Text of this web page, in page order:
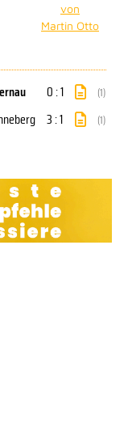
von
Martin Otto
0 : 1 (1)
3 : 1 (1)